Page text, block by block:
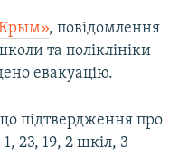
, повідомлення
та поліклініки
евакуацію.
підтвердження про
23, 19, 2 шкіл, 3